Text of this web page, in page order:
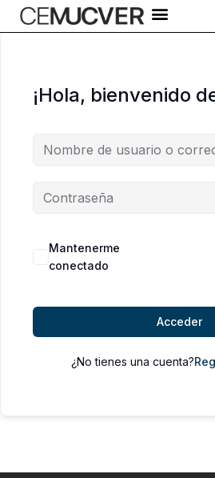
al
¡Hola, bienvenido
Alternative:
Mantenerme
conectado
Acceder
¿No tienes una cuenta?